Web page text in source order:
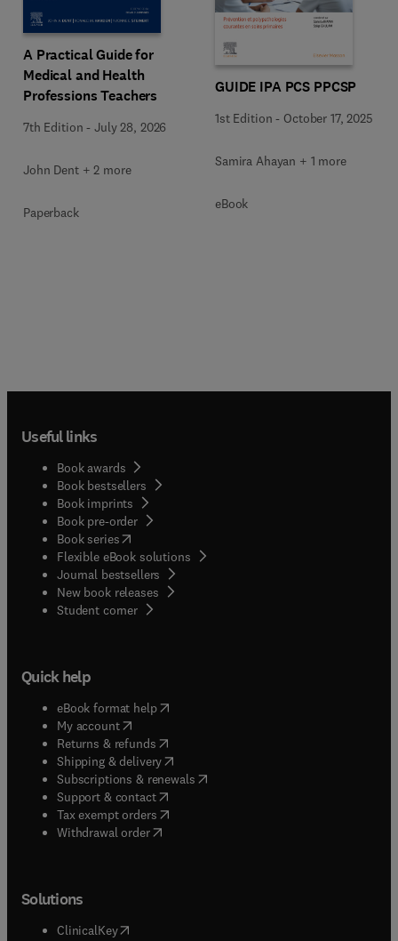
A Practical Guide for
Medical and Health
Professions Teachers
7th Edition -July 28, 2026
John Dent + 2 more
Paperback
GUIDE IPA PCS PPCSP
1st Edition - October 17, 2025
Samira Ahayan + 1 more
eBook
Useful links
Book awards
Book bestsellers
Book imprints
Book pre-order
Book series(opens in new tab/window
Flexible eBook solutions
Journal bestsellers
New book releases
Student corner( opens in new tab/window
Quick help
eBook format help( opens in new tab/window
My account( opens in new tab/window
Returns & refunds( opens in new tab/window
Shipping & delivery(opens in new tab/window
Subscriptions & renewals( opens in new tab/window
Support & contact( opens in new tab/window
Tax exempt orders( opens in new tab/window
Withdrawal order
Solutions
ClinicalKey(opens in new tab/window